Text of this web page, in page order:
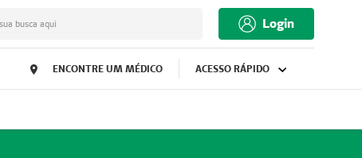
busca aqui Login
ENCONTRE UM MÉDICO ACESSO RÁPIDO